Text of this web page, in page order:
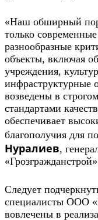
«Наш обширный
только
разнообразные
объекты, включая
учреждения,
инфраструктурные
возведены в
стандартами
обеспечивает
благополучия для
Нуралиев,
Следует
специалисты ООО
вовлечены в